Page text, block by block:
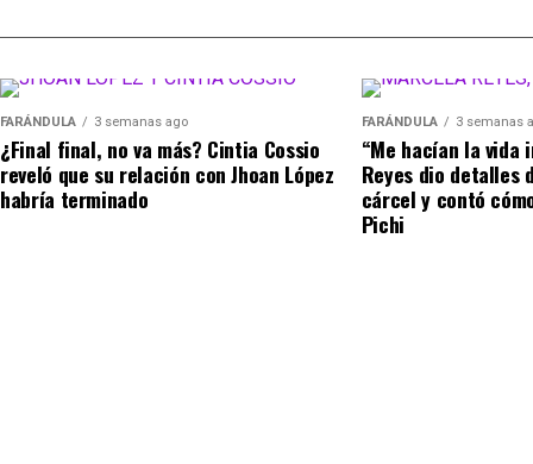
@kimetsu2025yina habla de Aida y Escro
♬ sonido original –
inicialmente.
Y agregó: “Por ejemplo,
porque mi mujer me ama
la fricción es diferente.
jacuzzi es cuando se pone
FARÁNDULA 3 semanas ago
¿Final final, no va más? Cintia Cossio
reveló que su relación con Jhoan López
habría terminado
FARÁNDULA 3 semanas
“Me hacían la vida
Reyes dio detalles
cárcel y contó
Pichi